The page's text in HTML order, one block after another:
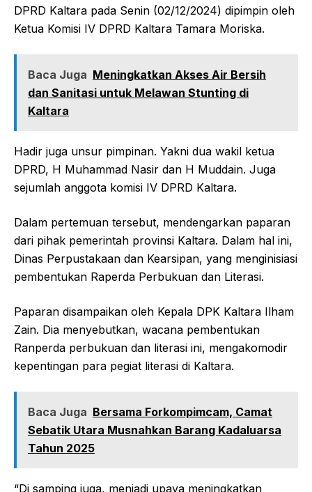
DPRD Kaltara pada Senin (02/12/2024) dipimpin oleh
Ketua Komisi IV DPRD Kaltara Tamara Moriska.
Baca Juga Meningkatkan Akses Air Bersih
dan Sanitasi untuk Melawan Stunting di
Kaltara
Hadir juga unsur pimpinan. Yakni dua wakil ketua
DPRD, H Muhammad Nasir dan H Muddain. Juga
sejumlah anggota komisi IV DPRD Kaltara.
Dalam pertemuan tersebut, mendengarkan paparan
dari pihak pemerintah provinsi Kaltara. Dalam hal ini,
Dinas Perpustakaan dan Kearsipan, yang menginisiasi
pembentukan Raperda Perbukuan dan Literasi.
Paparan disampaikan oleh Kepala DPK Kaltara Ilham
Zain. Dia menyebutkan, wacana pembentukan
Ranperda perbukuan dan literasi ini, mengakomodir
kepentingan para pegiat literasi di Kaltara.
Baca Juga Bersama Forkompimcam, Camat
Sebatik Utara Musnahkan Barang Kadaluarsa
Tahun 2025
“Di samping juga, menjadi upaya meningkatkan